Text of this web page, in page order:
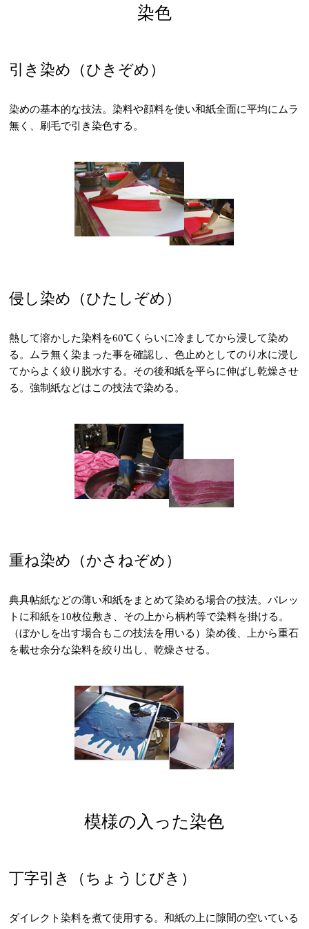
染色
引き染め（ひきぞめ）
染めの基本的な技法。染料や顔料を使い和紙全面に平均にムラ
無く、刷毛で引き染色する。
侵し染め（ひたしぞめ）
熱して溶かした染料を60℃くらいに冷ましてから浸して染め
る。ムラ無く染まった事を確認し、色止めとしてのり水に浸し
てからよく絞り脱水する。その後和紙を平らに伸ばし乾燥させ
る。強制紙などはこの技法で染める。
重ね染め（かさねぞめ）
典具帖紙などの薄い和紙をまとめて染める場合の技法。パレッ
トに和紙を10枚位敷き、その上から柄杓等で染料を掛ける。
（ぼかしを出す場合もこの技法を用いる）染め後、上から重石
を載せ余分な染料を絞り出し、乾燥させる。
模様の入った染色
丁字引き（ちょうじびき）
ダイレクト染料を煮て使用する。和紙の上に隙間の空いている